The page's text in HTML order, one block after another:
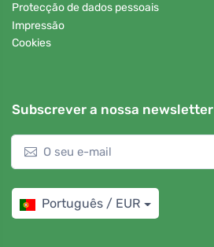
Protecção de dados pessoais
Impressão
Cookies
Subscrever a nossa newsletter
Português / EUR